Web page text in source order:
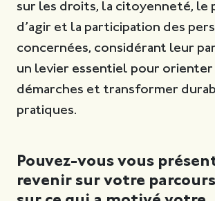
sur les droits, la citoyenneté, le
d’agir et la participation des
concernées, considérant leur
un levier essentiel pour orienter
démarches et transformer
pratiques.
Pouvez-vous vous
revenir sur votre